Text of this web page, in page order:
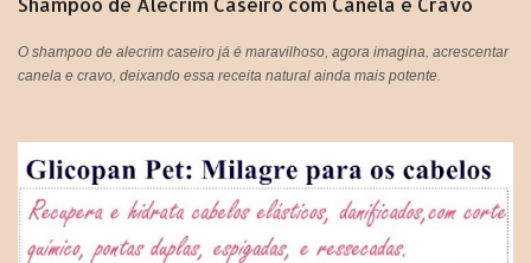
o
O shampoo de alecrim caseiro já é maravilhoso, agora imagina, acrescentar
canela e cravo, deixando essa receita natural ainda mais potente.